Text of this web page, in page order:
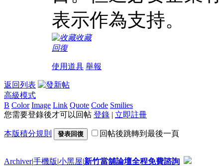
表示作為支持。
收藏
回復
使用道具 舉報
返回列表
高級模式
B Color Image Link Quote Code Smilies
您需要登錄後才可以回帖 登錄 | 立即註冊
本版積分規則 發表回復 回帖後跳轉到最後一頁
Archiver|手機版|小黑屋|新竹當舖論壇全程免費諮詢